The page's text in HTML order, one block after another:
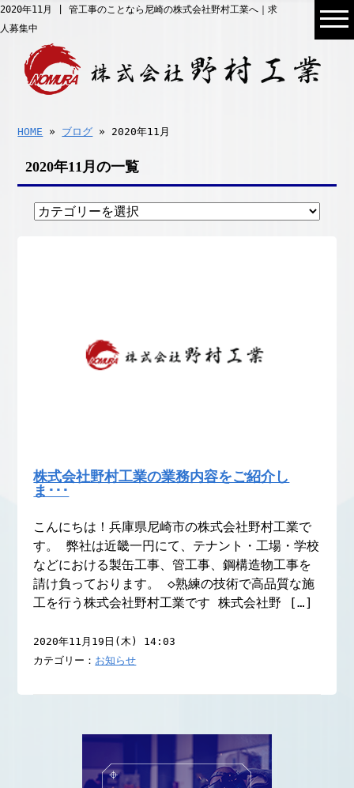
2020年11月 | 管工事のことなら尼崎の株式会社野村工業へ｜求
人募集中
HOME » ブログ » 2020年11月
2020年11月の一覧
株式会社野村工業の業務内容をご紹介し
ま･･･
こんにちは！兵庫県尼崎市の株式会社野村工業で
す。 弊社は近畿一円にて、テナント・工場・学校
などにおける製缶工事、管工事、鋼構造物工事を
請け負っております。 ◇熟練の技術で高品質な施
工を行う株式会社野村工業です 株式会社野 […]
2020年11月19日(木) 14:03
カテゴリー： お知らせ